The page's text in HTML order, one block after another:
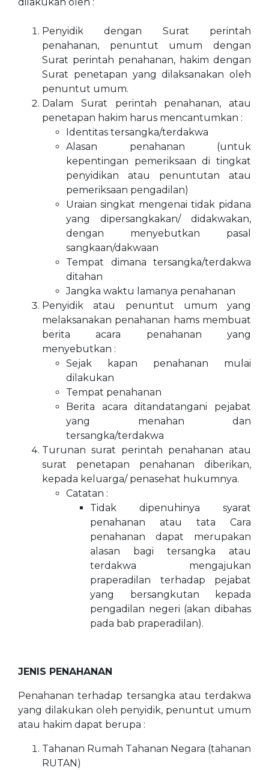
Penyidik dengan Surat perintah
penahanan, penuntut umum dengan
Surat perintah penahanan, hakim dengan
Surat penetapan yang dilaksanakan oleh
penuntut umum.
Dalam Surat perintah penahanan, atau
penetapan hakim harus mencantumkan :
Identitas tersangka/terdakwa
Alasan penahanan (untuk
kepentingan pemeriksaan di tingkat
penyidikan atau penuntutan atau
pemeriksaan pengadilan)
Uraian singkat mengenai tidak pidana
yang dipersangkakan/ didakwakan,
dengan menyebutkan pasal
sangkaan/dakwaan
Tempat dimana tersangka/terdakwa
ditahan
Jangka waktu lamanya penahanan
Penyidik atau penuntut umum yang
melaksanakan penahanan hams membuat
berita acara penahanan yang
menyebutkan :
Sejak kapan penahanan mulai
dilakukan
Tempat penahanan
Berita acara ditandatangani pejabat
yang menahan dan
tersangka/terdakwa
Turunan surat perintah penahanan atau
surat penetapan penahanan diberikan,
kepada keluarga/ penasehat hukumnya.
Catatan :
Tidak dipenuhinya syarat
penahanan atau tata Cara
penahanan dapat merupakan
alasan bagi tersangka atau
terdakwa mengajukan
praperadilan terhadap pejabat
yang bersangkutan kepada
pengadilan negeri (akan dibahas
pada bab praperadilan).
JENIS PENAHANAN
Penahanan terhadap tersangka atau terdakwa
yang dilakukan oleh penyidik, penuntut umum
atau hakim dapat berupa :
Tahanan Rumah Tahanan Negara (tahanan
RUTAN)